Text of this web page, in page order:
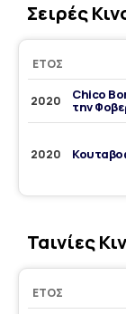
Σειρές
ΈΤΟΣ
2020 Chico
την
2020
Ταινίες
ΈΤΟΣ